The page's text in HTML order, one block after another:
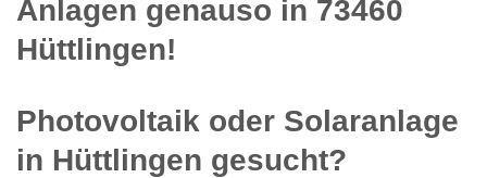
Anlagen genauso in 73460
Hüttlingen!
Photovoltaik oder Solaranlage
in Hüttlingen gesucht?